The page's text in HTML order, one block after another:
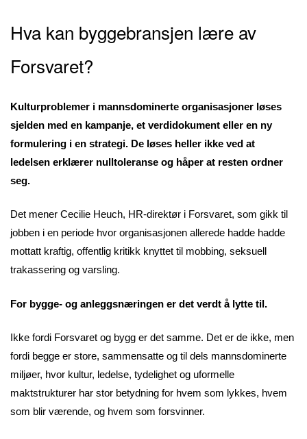
Hva kan byggebransjen lære av
Forsvaret?
Kulturproblemer i mannsdominerte organisasjoner løses
sjelden med en kampanje, et verdidokument eller en ny
formulering i en strategi. De løses heller ikke ved at
ledelsen erklærer nulltoleranse og håper at resten ordner
seg.
Det mener Cecilie Heuch, HR-direktør i Forsvaret, som gikk til
jobben i en periode hvor organisasjonen allerede hadde hadde
mottatt kraftig, offentlig kritikk knyttet til mobbing, seksuell
trakassering og varsling.
For bygge- og anleggsnæringen er det verdt å lytte til.
Ikke fordi Forsvaret og bygg er det samme. Det er de ikke, men
fordi begge er store, sammensatte og til dels mannsdominerte
miljøer, hvor kultur, ledelse, tydelighet og uformelle
maktstrukturer har stor betydning for hvem som lykkes, hvem
som blir værende, og hvem som forsvinner.